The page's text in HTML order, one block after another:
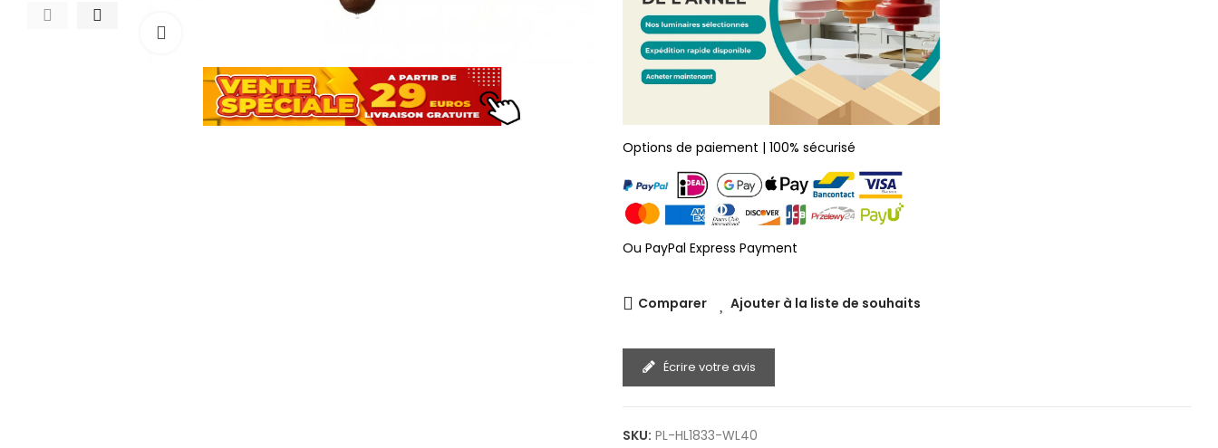
Options de paiement | 100% sécurisé
Ou PayPal Express Payment
Comparer Ajouter à la liste de souhaits
Écrire votre avis
SKU: PL-HL1833-WL40